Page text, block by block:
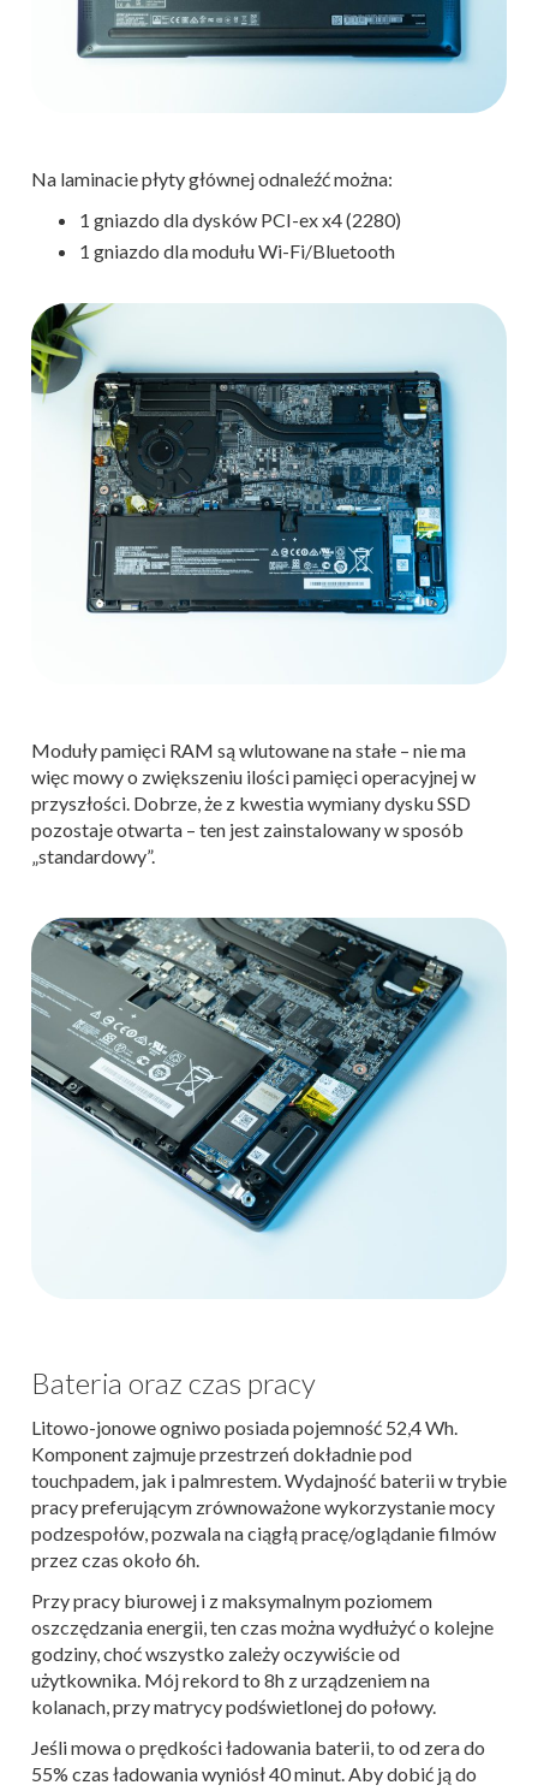
Na laminacie płyty głównej odnaleźć można:
1 gniazdo dla dysków PCI-ex x4 (2280)
1 gniazdo dla modułu Wi-Fi/Bluetooth
Moduły pamięci RAM są wlutowane na stałe – nie ma
więc mowy o zwiększeniu ilości pamięci operacyjnej w
przyszłości. Dobrze, że z kwestia wymiany dysku SSD
pozostaje otwarta – ten jest zainstalowany w sposób
„standardowy”.
Bateria oraz czas pracy
Litowo-jonowe ogniwo posiada pojemność 52,4 Wh.
Komponent zajmuje przestrzeń dokładnie pod
touchpadem, jak i palmrestem. Wydajność baterii w trybie
pracy preferującym zrównoważone wykorzystanie mocy
podzespołów, pozwala na ciągłą pracę/oglądanie filmów
przez czas około 6h.
Przy pracy biurowej i z maksymalnym poziomem
oszczędzania energii, ten czas można wydłużyć o kolejne
godziny, choć wszystko zależy oczywiście od
użytkownika. Mój rekord to 8h z urządzeniem na
kolanach, przy matrycy podświetlonej do połowy.
Jeśli mowa o prędkości ładowania baterii, to od zera do
55% czas ładowania wyniósł 40 minut. Aby dobić ją do